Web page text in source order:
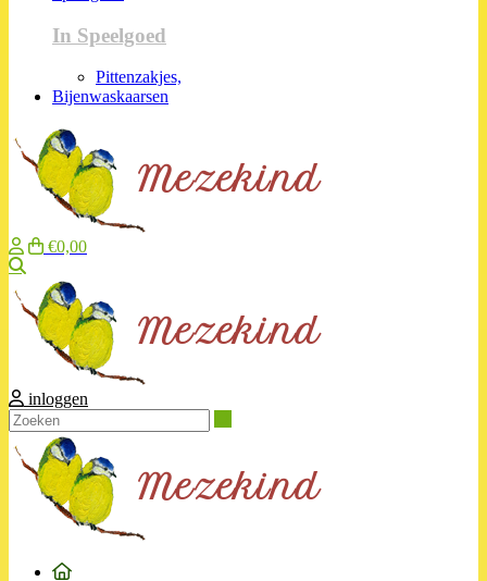
In Speelgoed
Pittenzakjes,
Bijenwaskaarsen
€0,00
inloggen